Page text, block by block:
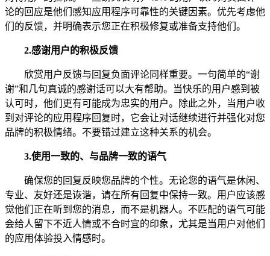
论的回应是他们感知应用程序可靠性的关键因素。优先考虑他
们的反馈，并明确表示您正在积极修复或准备支持他们。
2.感谢用户的积极反馈
欣赏用户反馈与回复负面评论同样重要。一句简单的“谢
谢”和几句真诚的感谢话可以大有帮助。当快乐的用户感到被
认可时，他们更有可能成为忠实的用户。除此之外，当用户收
到对评论的应用程序回复时，它会让对话继续进行并强化对您
品牌的积极情绪。不要错过建立这种关系的机会。
3.使用一致的、与品牌一致的语气
确保您的回复反映您品牌的个性。无论您的语气是休闲、
专业、友好还是诙谐，请在所有回复中保持一致。用户应该感
觉他们正在听到您的消息，而不是机器人。不匹配的语气可能
会给人留下不近人情或不合时宜的印象，尤其是当用户对他们
的应用体验投入情感时。